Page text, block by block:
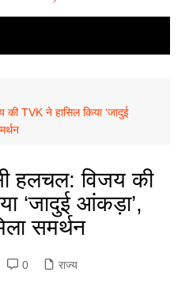
TVK ने हासिल किया ‘जादुई
हलचल: विजय की
‘जादुई आंकड़ा’,
समर्थन
0 राज्य